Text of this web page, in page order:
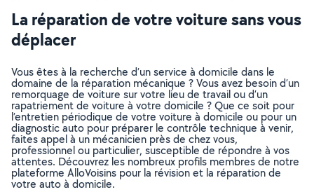
La réparation de votre voiture sans vous
déplacer
Vous êtes à la recherche d’un service à domicile dans le
domaine de la réparation mécanique ? Vous avez besoin d’un
remorquage de voiture sur votre lieu de travail ou d’un
rapatriement de voiture à votre domicile ? Que ce soit pour
l’entretien périodique de votre voiture à domicile ou pour un
diagnostic auto pour préparer le contrôle technique à venir,
faites appel à un mécanicien près de chez vous,
professionnel ou particulier, susceptible de répondre à vos
attentes. Découvrez les nombreux profils membres de notre
plateforme AlloVoisins pour la révision et la réparation de
votre auto à domicile.